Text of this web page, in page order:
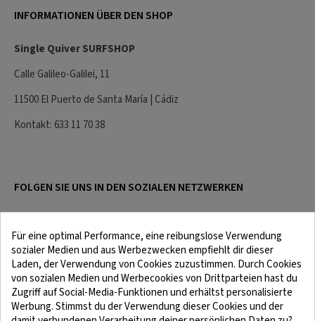
INFORMATIONEN ÜBER DEN SHOP
Single Quiver SURFSHOP
Calle Galileo-Galilei, 11
11500 El Puerto de Santa María | Cádiz
Kontakt: 633 11 70 38
FOLGEN SIE UNS IN DEN SOZIALEN NETZWERKEN
Für eine optimal Performance, eine reibungslose Verwendung
sozialer Medien und aus Werbezwecken empfiehlt dir dieser
Laden, der Verwendung von Cookies zuzustimmen. Durch Cookies
von sozialen Medien und Werbecookies von Drittparteien hast du
Zugriff auf Social-Media-Funktionen und erhältst personalisierte
Werbung. Stimmst du der Verwendung dieser Cookies und der